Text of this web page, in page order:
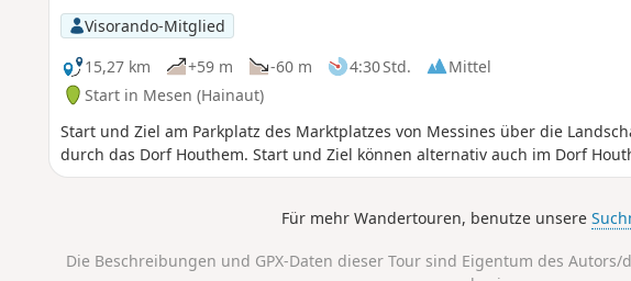
Visorando-Mitglied
15,27 km
+59 m -60 m 4:30 Std.
Mittel
Start in Mesen (Hainaut)
Start und Ziel am Parkplatz des Marktplatzes von Messines über die
durch das Dorf Houthem. Start und Ziel können alternativ auch im Dorf
Für mehr Wandertouren, benutze unsere
Die Beschreibungen und GPX-Daten dieser Tour sind Eigentum des